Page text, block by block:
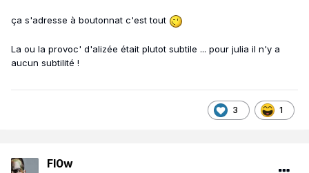
ça s'adresse à boutonnat c'est tout
La ou la provoc' d'alizée était plutot subtile ... pour julia il n'y a
aucun subtilité !
3 1
Fl0w